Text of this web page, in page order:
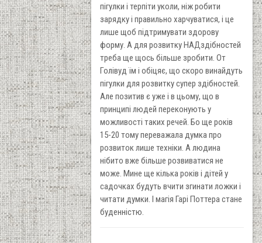
пігулки і терпіти уколи, ніж робити
зарядку і правильно харчуватися, і це
лише щоб підтримувати здорову
форму. А для розвитку НАДздібностей
треба ще щось більше зробити. От
Голівуд їм і обіцяє, що скоро винайдуть
пігулки для розвитку супер здібностей.
Але позитив є уже і в цьому, що в
принципі людей переконують у
можливості таких речей. Бо ще років
15-20 тому переважала думка про
розвиток лише техніки. А людина
нібито вже більше розвиватися не
може. Мине ще кілька років і дітей у
садочках будуть вчити згинати ложки і
читати думки. І магія Гарі Поттера стане
буденністю.